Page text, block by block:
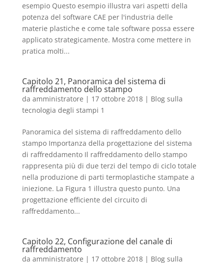
esempio Questo esempio illustra vari aspetti della
potenza del software CAE per l'industria delle
materie plastiche e come tale software possa essere
applicato strategicamente. Mostra come mettere in
pratica molti...
Capitolo 21, Panoramica del sistema di
raffreddamento dello stampo
da amministratore | 17 ottobre 2018| Blog sulla
tecnologia degli stampi 1
Panoramica del sistema di raffreddamento dello
stampo Importanza della progettazione del sistema
di raffreddamento Il raffreddamento dello stampo
rappresenta più di due terzi del tempo di ciclo totale
nella produzione di parti termoplastiche stampate a
iniezione. La Figura 1 illustra questo punto. Una
progettazione efficiente del circuito di
raffreddamento...
Capitolo 22, Configurazione del canale di
raffreddamento
da amministratore | 17 ottobre 2018| Blog sulla